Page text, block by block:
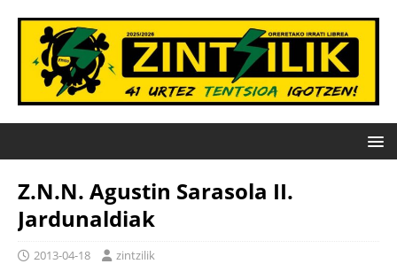
Z.N.N. Agustin Sarasola II.
Jardunaldiak
2013-04-18 zintzilik